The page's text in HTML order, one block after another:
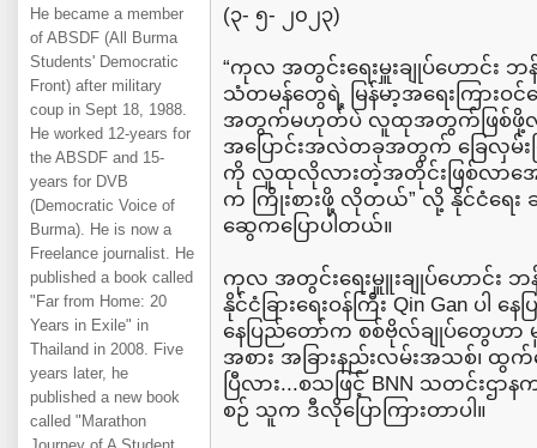
He became a member
of ABSDF (All Burma
Students' Democratic
Front) after military
coup in Sept 18, 1988.
He worked 12-years for
the ABSDF and 15-
years for DVB
(Democratic Voice of
Burma). He is now a
Freelance journalist. He
published a book called
"Far from Home: 20
Years in Exile" in
Thailand in 2008. Five
years later, he
published a new book
called "Marathon
Journey of A Student
(၃- ၅- ၂၀၂၃)
“ကုလ အတွင်းရေးမှူးချုပ်ဟောင်း
သံတမန်တွေရဲ့ မြန်မာ့အရေးကြားဝ
အတွက်မဟုတ်ပဲ လူထုအတွက်ဖြစ်ဖို့လို
အပြောင်းအလဲတခုအတွက် ခြေလှမ်းပ
ကို လူထုလိုလားတဲ့အတိုင်းဖြစ်လာအေ
က ကြိုးစားဖို့ လိုတယ်” လို့ နိုင်ငံရေး
ဆွေကပြောပါတယ်။
ကုလ အတွင်းရေးမှူူးချုပ်ဟောင်း ဘ
နိုင်ငံခြားရေးဝန်ကြီး Qin Gan
နေပြည်တော်က စစ်ဗိုလ်ချုပ်တွေဟာ
အစား အခြားနည်းလမ်းအသစ်၊ ထွက်
ပြီလား...စသဖြင့် BNN သတင်းဌာန
စဉ် သူက ဒီလိုပြောကြားတာပါ။